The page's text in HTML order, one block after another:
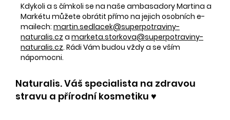
Kdykoli a s čímkoli se na naše ambasadory Martina a
Markétu můžete obrátit přímo na jejich osobních e-
mailech: martin.sedlacek@superpotraviny-
naturalis.cz a marketa.storkova@superpotraviny-
naturalis.cz. Rádi Vám budou vždy a se vším
nápomocni.
Naturalis. Váš specialista na zdravou
stravu a přírodní kosmetiku ♥️